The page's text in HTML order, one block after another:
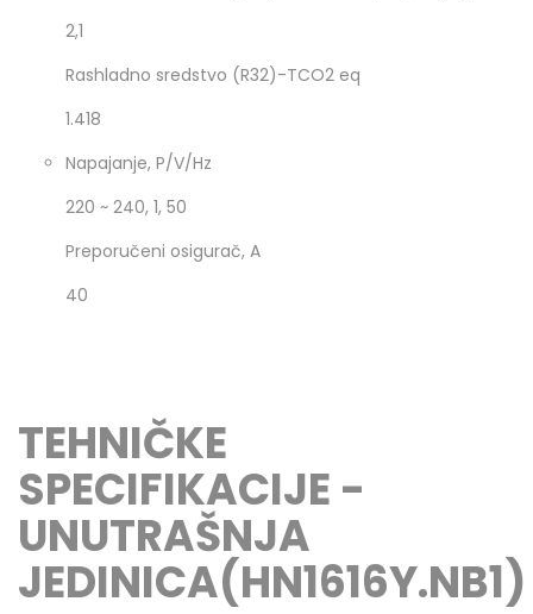
2,1
Rashladno sredstvo (R32)-TCO2 eq
1.418
Napajanje, P/V/Hz
220 ~ 240, 1, 50
Preporučeni osigurač, A
40
TEHNIČKE
SPECIFIKACIJE -
UNUTRAŠNJA
JEDINICA(HN1616Y.NB1)